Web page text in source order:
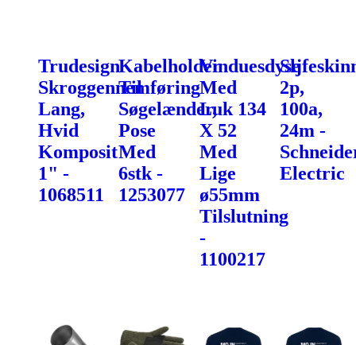
Trudesign
Skroggennemføring
Lang,
Hvid
Komposit
1" -
1068511
Kabelholder
Til
Søgelænder,
Pose
Med
6stk -
1253077
Vinduesdyse
Med
Luk 134
X 52
Med
Lige
ø55mm
Tilslutning
-
1100217
2p,
100a,
24m -
Electric